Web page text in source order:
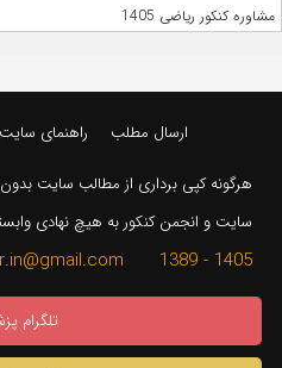
مشاوره کنکور ریاضی 1405
ارسال مطلب راهنمای سایت
هرگونه کپی برداری از مطالب سایت
سایت و انجمن کنکور به هیچ نهادی
1405 - 1389 konkur.in@gmail.com
تلگرام